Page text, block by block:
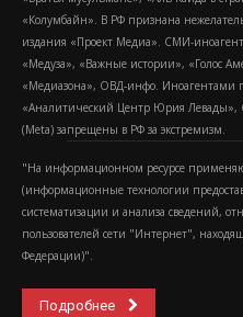
«Колумбайн». В РФ признана
издания «Проект Медиа». СМИ-
«Медуза», «Важные истории», «Голос
«Медиазона», ОВД-инфо. Иноагентами
«Аналитический Центр Юрия Левады»,
(Metа) запрещены в РФ за экстремизм.
"На информационном ресурсе
(информационные технологии
систематизации и анализа сведений,
пользователей сети "Интернет",
Федерации)".
Подробнее